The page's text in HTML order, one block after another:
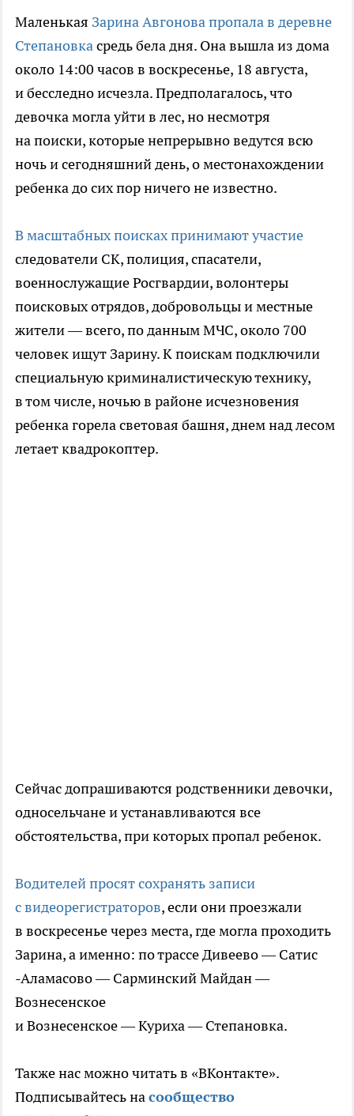
Маленькая Зарина Авгонова пропала в деревне
Степановкасредь бела дня. Она вышла из дома
около 14:00 часов в воскресенье, 18 августа,
и бесследно исчезла. Предполагалось, что
девочка могла уйти в лес, но несмотря
на поиски, которые непрерывно ведутся всю
ночь и сегодняшний день, о местонахождении
ребенка до сих пор ничего не известно.
В масштабных поисках принимают участие
следователи СК, полиция, спасатели,
военнослужащие Росгвардии, волонтеры
поисковых отрядов, добровольцы и местные
жители — всего, по данным МЧС, около 700
человек ищут Зарину. К поискам подключили
специальную криминалистическую технику,
в том числе, ночью в районе исчезновения
ребенка горела световая башня, днем над лесом
летает квадрокоптер.
Сейчас допрашиваются родственники девочки,
односельчане и устанавливаются все
обстоятельства, при которых пропал ребенок.
Водителей просят сохранять записи
с видеорегистраторов, если они проезжали
в воскресенье через места, где могла проходить
Зарина, а именно: по трассе Дивеево — Сатис
-Аламасово — Сарминский Майдан —
Вознесенское
и Вознесенское — Куриха — Степановка.
Также нас можно читать в «ВКонтакте».
Подписывайтесь насообщество